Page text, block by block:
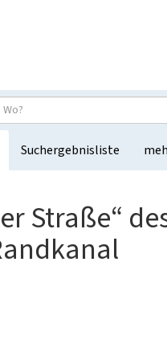
Suchergebnisliste
Straße“